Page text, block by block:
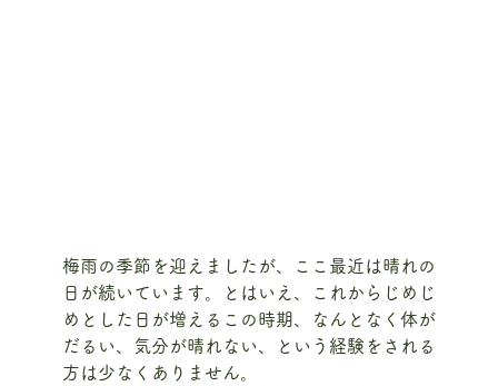
梅雨の季節を迎えましたが、ここ最近は晴れの
日が続いています。とはいえ、これからじめじ
めとした日が増えるこの時期、なんとなく体が
だるい、気分が晴れない、という経験をされる
方は少なくありません。